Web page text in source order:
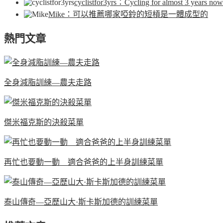
cyclistfor3yrs ：Cycling for almost 3 years
Mike ：可以推薦哪家啞鈴的短槓是一體成型的
熱門文章
全身減脂訓練—農夫走路
傑米福克斯的決殺菜單
再忙也要動一動 適合爸爸的上半身訓練菜單
泰山傳奇—亞歷山大·斯卡斯加德的訓練菜單